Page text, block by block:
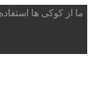
ما از کوکی ها